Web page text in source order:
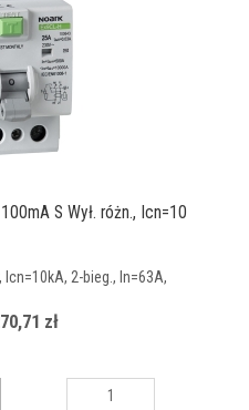
S Wył. różn., Icn=10
2-bieg., In=63A,
zł